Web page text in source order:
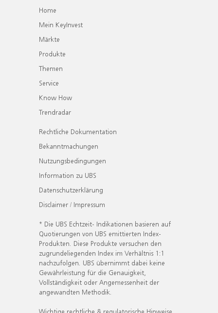
Home
Mein KeyInvest
Märkte
Produkte
Themen
Service
Know How
Trendradar
Rechtliche Dokumentation
Bekanntmachungen
Nutzungsbedingungen
Information zu UBS
Datenschutzerklärung
Disclaimer / Impressum
* Die UBS Echtzeit- Indikationen basieren auf
Quotierungen von UBS emittierten Index-
Produkten. Diese Produkte versuchen den
zugrundeliegenden Index im Verhältnis 1:1
nachzufolgen. UBS übernimmt dabei keine
Gewährleistung für die Genauigkeit,
Vollständigkeit oder Angemessenheit der
angewandten Methodik.